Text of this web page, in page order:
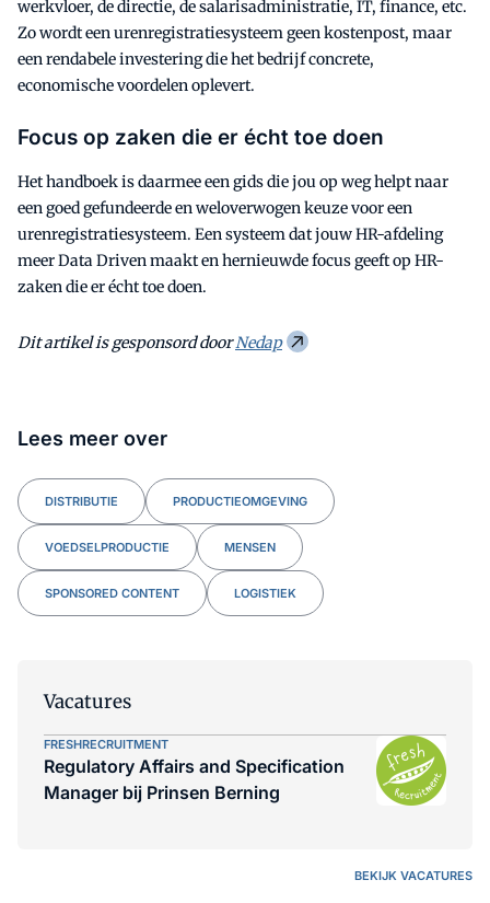
werkvloer, de directie, de salarisadministratie, IT, finance, etc.
Zo wordt een urenregistratiesysteem geen kostenpost, maar
een rendabele investering die het bedrijf concrete,
economische voordelen oplevert.
Focus op zaken die er écht toe doen
Het handboek is daarmee een gids die jou op weg helpt naar
een goed gefundeerde en weloverwogen keuze voor een
urenregistratiesysteem. Een systeem dat jouw HR-afdeling
meer Data Driven maakt en hernieuwde focus geeft op HR-
zaken die er écht toe doen.
Dit artikel is gesponsord doorNedap
Lees meer over
DISTRIBUTIE PRODUCTIEOMGEVING
VOEDSELPRODUCTIE MENSEN
SPONSORED CONTENT LOGISTIEK
Vacatures
FRESHRECRUITMENT
Regulatory Affairs and Specification
Manager bij Prinsen Berning
BEKIJK VACATURES